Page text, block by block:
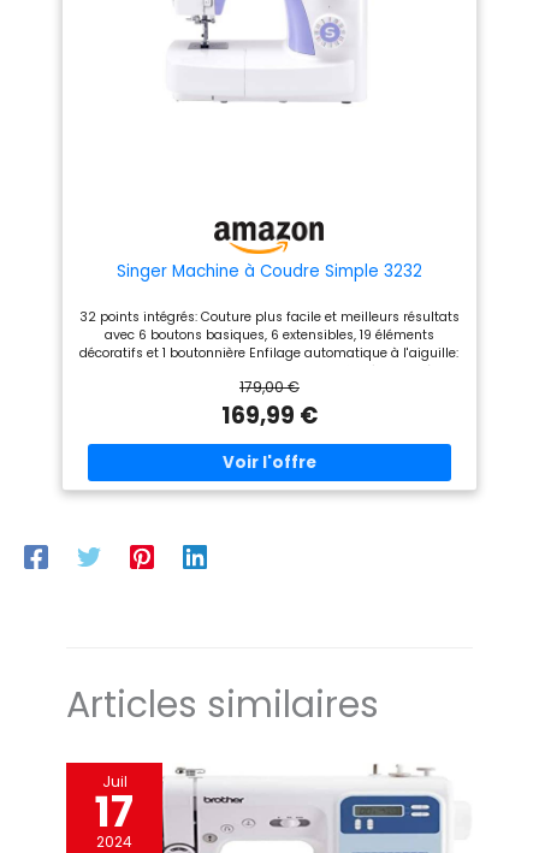
d'initiation aux manipulations
pratique plan de travail
éclairé à Led toutes ces
caractéristiques importantes
assurent une couture parfaite
qu’épais comme le Jeans
aisément. Idéale pour les
créatifs. Avec la machine à
coudre Brother JX17FE en
couture et créatif sera réalisé
simplement et rapidement
[BRAS LIBRE] Cette
tubulaires en suivant le
vêtement, comme les jambes
des pantalons, les poignets,
les gants et plus encore
Singer Machine à Coudre Simple 3232
32 points intégrés: Couture plus facile et meilleurs résultats
avec 6 boutons basiques, 6 extensibles, 19 éléments
décoratifs et 1 boutonnière Enfilage automatique à l'aiguille:
Le plus gros gain de temps en couture grâce à ce système
automatique pratique Boutonnière automatique en 1 étape:
Résultats professionnels sur simple pression d'un bouton
avec la fonction entièrement automatique 40 programmes
de couture: Large sélection de programmes pour répondre à
tous vos besoins de confection et de création Plan de travail
éclairé LED: Visibilité optimale pendant la couture grâce à
l'éclairage LED intégré du plan de travail
179,00 €
169,99 €
Articles similaires
Juil
17
2024